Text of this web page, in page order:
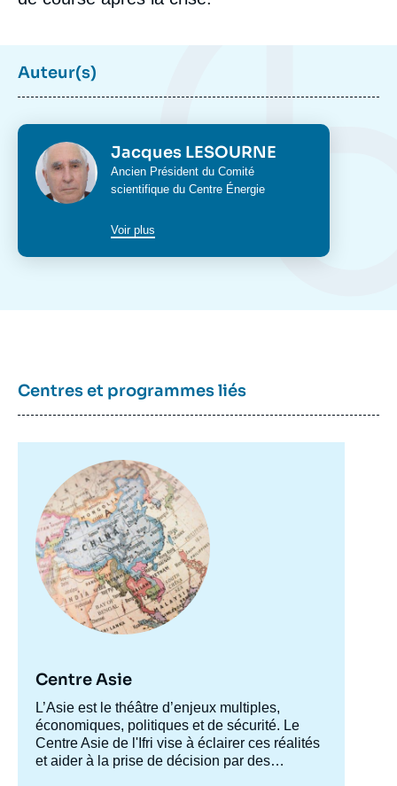
Auteur(s)
Photo Jacques LESOURNE
Intitulé
du
Ancien Président du Comité
scientifique du Centre Énergie
Voir plus
Centres et programmes liés
principale
Centre Asie
Accroche
centre
L’Asie est le théâtre d’enjeux multiples,
économiques, politiques et de sécurité. Le
Centre Asie de l'Ifri vise à éclairer ces réalités
et aider à la prise de décision par des